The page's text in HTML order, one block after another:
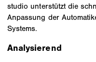
studio unterstützt die
Anpassung der
Systems.
Analysierend